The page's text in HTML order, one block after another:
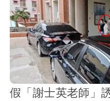
假「謝士英老師」